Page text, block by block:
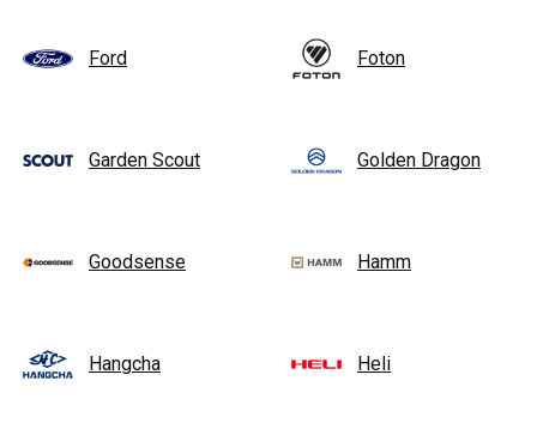
Ford Foton
Garden Scout Golden Dragon
Goodsense Hamm
Hangcha Heli